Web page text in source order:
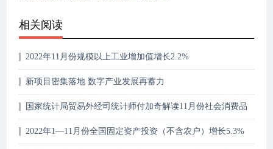
相关阅读
2022年11月份规模以上工业增加值增长2.2%
新项目密集落地 数字产业发展再蓄力
国家统计局贸易外经司统计师付加奇解读11月份社会消费品
2022年1—11月份全国固定资产投资（不含农户）增长5.3%